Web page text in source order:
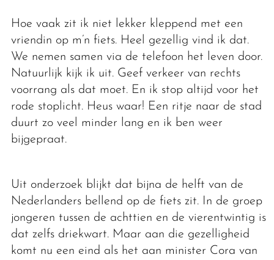
Hoe vaak zit ik niet lekker kleppend met een
vriendin op m’n fiets. Heel gezellig vind ik dat.
We nemen samen via de telefoon het leven door.
Natuurlijk kijk ik uit. Geef verkeer van rechts
voorrang als dat moet. En ik stop altijd voor het
rode stoplicht. Heus waar! Een ritje naar de stad
duurt zo veel minder lang en ik ben weer
bijgepraat.
Uit onderzoek blijkt dat bijna de helft van de
Nederlanders bellend op de fiets zit. In de groep
jongeren tussen de achttien en de vierentwintig is
dat zelfs driekwart. Maar aan die gezelligheid
komt nu een eind als het aan minister Cora van